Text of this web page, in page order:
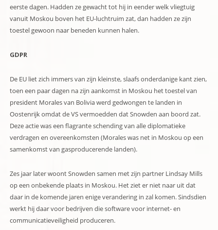
eerste dagen. Hadden ze gewacht tot hij in eender welk vliegtuig
vanuit Moskou boven het EU-luchtruim zat, dan hadden ze zijn
toestel gewoon naar beneden kunnen halen.
GDPR
De EU liet zich immers van zijn kleinste, slaafs onderdanige kant zien,
toen een paar dagen na zijn aankomst in Moskou het toestel van
president Morales van Bolivia werd gedwongen te landen in
Oostenrijk omdat de VS vermoedden dat Snowden aan boord zat.
Deze actie was een flagrante schending van alle diplomatieke
verdragen en overeenkomsten (Morales was net in Moskou op een
samenkomst van gasproducerende landen).
Zes jaar later woont Snowden samen met zijn partner Lindsay Mills
op een onbekende plaats in Moskou. Het ziet er niet naar uit dat
daar in de komende jaren enige verandering in zal komen. Sindsdien
werkt hij daar voor bedrijven die software voor internet- en
communicatieveiligheid produceren.